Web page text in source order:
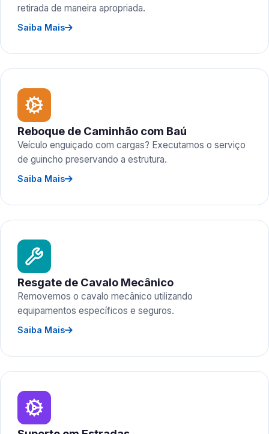
retirada de maneira apropriada.
Saiba Mais
Reboque de Caminhão com Baú
Veículo enguiçado com cargas? Executamos o serviço
de guincho preservando a estrutura.
Saiba Mais
Resgate de Cavalo Mecânico
Removemos o cavalo mecânico utilizando
equipamentos específicos e seguros.
Saiba Mais